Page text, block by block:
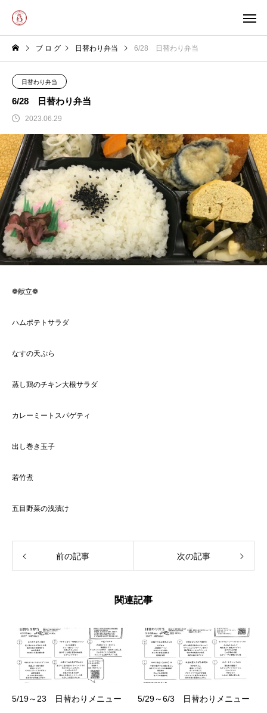
ブ ロ グ 日替わり弁当 6/28 日替わり弁当
日替わり弁当
6/28 日替わり弁当
2023.06.29
❁献立❁
ハムポテトサラダ
なすの天ぷら
蒸し鶏のチキン大根サラダ
カレーミートスパゲティ
出し巻き玉子
若竹煮
五目野菜の浅漬け
前の記事 次の記事
関連記事
5/19～23 日替わりメニュー 5/29～6/3 日替わりメニュー